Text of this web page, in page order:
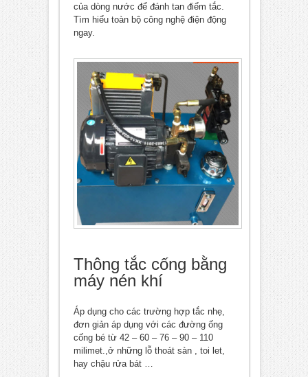
của dòng nước để đánh tan điểm tắc.
Tìm hiểu toàn bộ công nghệ điện động
ngay.
Thông tắc cống bằng
máy nén khí
Áp dụng cho các trường hợp tắc nhẹ,
đơn giản áp dụng với các đường ống
cống bé từ 42 – 60 – 76 – 90 – 110
milimet.,ở những lỗ thoát sàn , toi let,
hay chậu rửa bát …